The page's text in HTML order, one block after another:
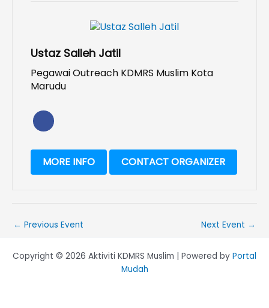
Ustaz Salleh Jatil
Pegawai Outreach KDMRS Muslim Kota
Marudu
MORE INFO CONTACT ORGANIZER
← Previous Event Next Event →
Copyright © 2026 Aktiviti KDMRS Muslim | Powered by Portal
Mudah